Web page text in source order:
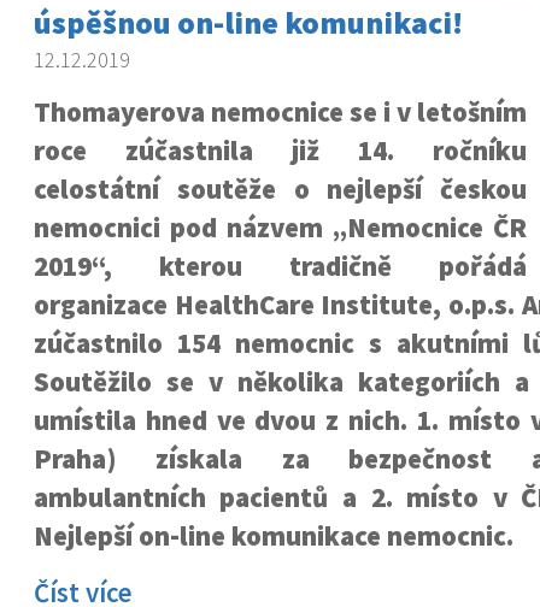
úspěšnou on-line komunikaci!
12.12.2019
Thomayerova nemocnice se i v letošním
roce zúčastnila již 14. ročníku
celostátní soutěže o nejlepší českou
nemocnici pod názvem „Nemocnice ČR
2019“, kterou tradičně pořádá
organizace HealthCare Institute, o.p.s.
zúčastnilo 154 nemocnic s akutními
Soutěžilo se v několika kategoriích a
umístila hned ve dvou z nich. 1. místo
Praha) získala za bezpečnost
ambulantních pacientů a 2. místo v
Nejlepší on-line komunikace nemocnic.
Číst více